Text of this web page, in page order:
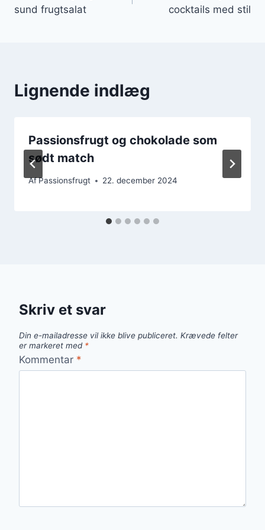
sund frugtsalat
cocktails med stil
Lignende indlæg
Passionsfrugt og chokolade som
sødt match
AfPassionsfrugt 22. december 2024
Skriv et svar
Din e-mailadresse vil ikke blive publiceret. Krævede felter
er markeret med *
Kommentar *